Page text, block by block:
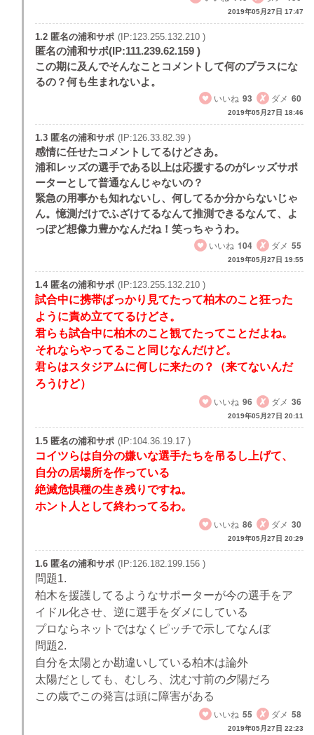
2019年05月27日 17:47
1.2 匿名の浦和サポ (IP:123.255.132.210 )
匿名の浦和サポ(IP:111.239.62.159 )
この期に及んでそんなことコメントして何のプラスにな
るの？何も生まれないよ。
いいね 93 ダメ 60
2019年05月27日 18:46
1.3 匿名の浦和サポ (IP:126.33.82.39 )
感情に任せたコメントしてるけどさあ。
浦和レッズの選手である以上は応援するのがレッズサポ
ーターとして普通なんじゃないの？
緊急の用事かも知れないし、何してるか分からないじゃ
ん。憶測だけでふざけてるなんて推測できるなんて、よ
っぽど想像力豊かなんだね！笑っちゃうわ。
いいね 104 ダメ 55
2019年05月27日 19:55
1.4 匿名の浦和サポ (IP:123.255.132.210 )
試合中に携帯ばっかり見てたって柏木のこと狂った
ように責め立ててるけどさ。
君らも試合中に柏木のこと観てたってことだよね。
それならやってること同じなんだけど。
君らはスタジアムに何しに来たの？（来てないんだ
ろうけど）
いいね 96 ダメ 36
2019年05月27日 20:11
1.5 匿名の浦和サポ (IP:104.36.19.17 )
コイツらは自分の嫌いな選手たちを吊るし上げて、
自分の居場所を作っている
絶滅危惧種の生き残りですね。
ホント人として終わってるわ。
いいね 86 ダメ 30
2019年05月27日 20:29
1.6 匿名の浦和サポ (IP:126.182.199.156 )
問題1.
柏木を援護してるようなサポーターが今の選手をア
イドル化させ、逆に選手をダメにしている
プロならネットではなくピッチで示してなんぼ
問題2.
自分を太陽とか勘違いしている柏木は論外
太陽だとしても、むしろ、沈む寸前の夕陽だろ
この歳でこの発言は頭に障害がある
いいね 55 ダメ 58
2019年05月27日 22:23